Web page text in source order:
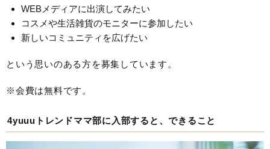
WEBメディアに出演してみたい
コスメや生活雑貨のモニターに参加したい
新しいコミュニティを広げたい
という思いのある方を募集しています。
※会費は無料です。
4yuuuトレンドママ部に入部すると、できること